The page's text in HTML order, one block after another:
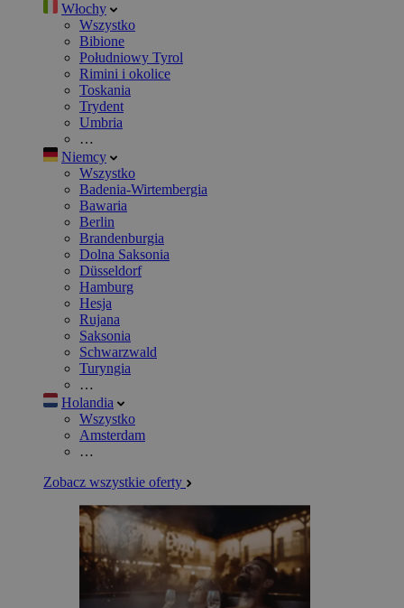
Włochy
Wszystko
Bibione
Południowy Tyrol
Rimini i okolice
Toskania
Trydent
Umbria
…
Niemcy
Wszystko
Badenia-Wirtembergia
Bawaria
Berlin
Brandenburgia
Dolna Saksonia
Düsseldorf
Hamburg
Hesja
Rujana
Saksonia
Schwarzwald
Turyngia
…
Holandia
Wszystko
Amsterdam
…
Zobacz wszystkie oferty